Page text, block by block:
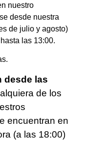
nuestro
desde nuestra
de julio y agosto)
las 13:00.
desde las
de los
encuentran en
(a las 18:00)